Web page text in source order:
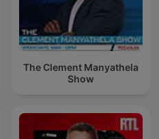
The Clement Manyathela
Show